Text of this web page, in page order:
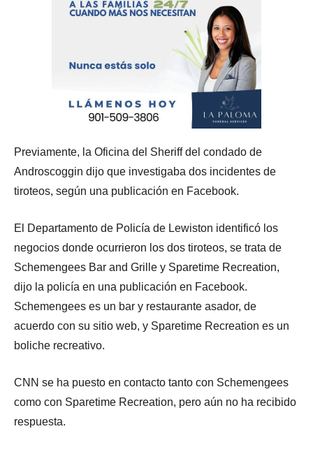
Previamente, la Oficina del Sheriff del condado de
Androscoggin dijo que investigaba dos incidentes de
tiroteos, según una publicación en Facebook.
El Departamento de Policía de Lewiston identificó los
negocios donde ocurrieron los dos tiroteos, se trata de
Schemengees Bar and Grille y Sparetime Recreation,
dijo la policía en una publicación en Facebook.
Schemengees es un bar y restaurante asador, de
acuerdo con su sitio web, y Sparetime Recreation es un
boliche recreativo.
CNN se ha puesto en contacto tanto con Schemengees
como con Sparetime Recreation, pero aún no ha recibido
respuesta.